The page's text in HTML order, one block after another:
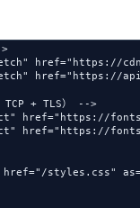
href="https://
href="https://
TCP + TLS） -->
href="https://
href="https://
styles.css"